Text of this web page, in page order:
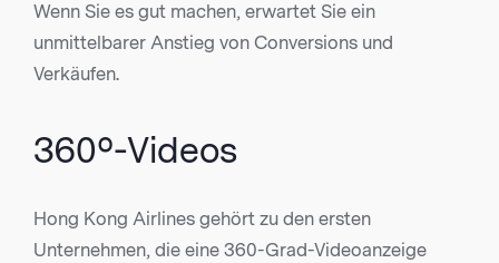
Wenn Sie es gut machen, erwartet Sie ein
unmittelbarer Anstieg von Conversions und
Verkäufen.
360º-Videos
Hong Kong Airlines gehört zu den ersten
Unternehmen, die eine 360-Grad-Videoanzeige